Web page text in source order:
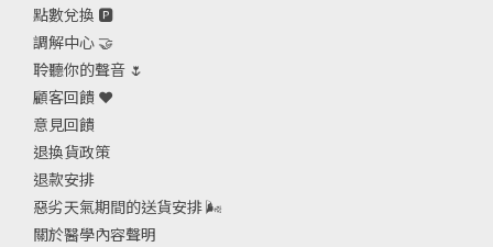
點數兌換 🅿️
調解中心 🤝
聆聽你的聲音 🌷
顧客回饋 ❤️
意見回饋
退換貨政策
退款安排
惡劣天氣期間的送貨安排🌬
關於醫學內容聲明